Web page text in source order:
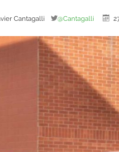
Cantagalli @Cantagalli